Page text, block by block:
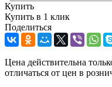
Купить
Купить в 1 клик
Поделиться
Цена действительна
отличаться от цен в